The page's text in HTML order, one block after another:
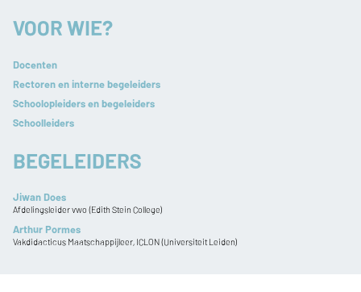
VOOR WIE?
Docenten
Rectoren en interne begeleiders
Schoolopleiders en begeleiders
Schoolleiders
BEGELEIDERS
Jiwan Does
Afdelingsleider vwo (Edith Stein College)
Arthur Pormes
Vakdidacticus Maatschappijleer, ICLON (Universiteit Leiden)